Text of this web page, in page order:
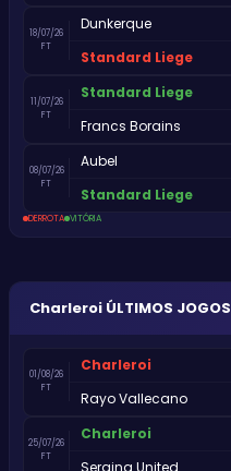
18/07/26
FT
Dunkerque
Standard Liege
11/07/26
FT
Standard Liege
Francs Borains
08/07/26
FT
Aubel
Standard Liege
DERROTA VITÓRIA
Charleroi ÚLTIMOS JOGOS
01/08/26
FT
Charleroi
Rayo Vallecano
25/07/26
FT
Charleroi
Seraing United